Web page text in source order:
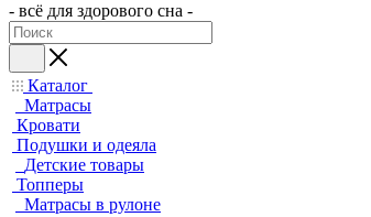
- всё для здорового сна -
Каталог
Матрасы
Кровати
Подушки и одеяла
Детские товары
Топперы
Матрасы в рулоне